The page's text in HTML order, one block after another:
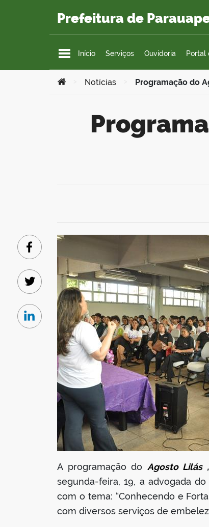
Prefeitura de
Início Serviços Ouvidoria Portal
Você está aqui:
Notícias Programação do
Programação do Agosto Lilás chega até o
A programação do Agosto Lilás ,
segunda-feira, 19, a advogada
com o tema: “Conhecendo e
com diversos serviços de
Facebook
Twitter
Linkedin